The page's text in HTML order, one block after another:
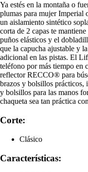
Ya estés en la montaña o
plumas para mujer Imperial
un aislamiento sintético
corta de 2 capas te
puños elásticos y el
que la capucha ajustable y
adicional en las pistas. El
teléfono por más tiempo en
reflector RECCO® para
brazos y bolsillos
y bolsillos para las manos
chaqueta sea tan práctica
Corte:
Clásico
Características: